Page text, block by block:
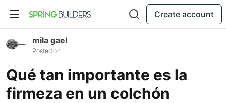
Create account
mila gael
Posted on
Qué tan importante es la
firmeza en un colchón